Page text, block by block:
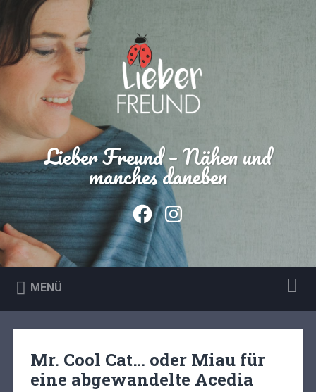
Lieber Freund – Nähen und
manches daneben
MENÜ
Mr. Cool Cat… oder Miau für
eine abgewandelte Acedia